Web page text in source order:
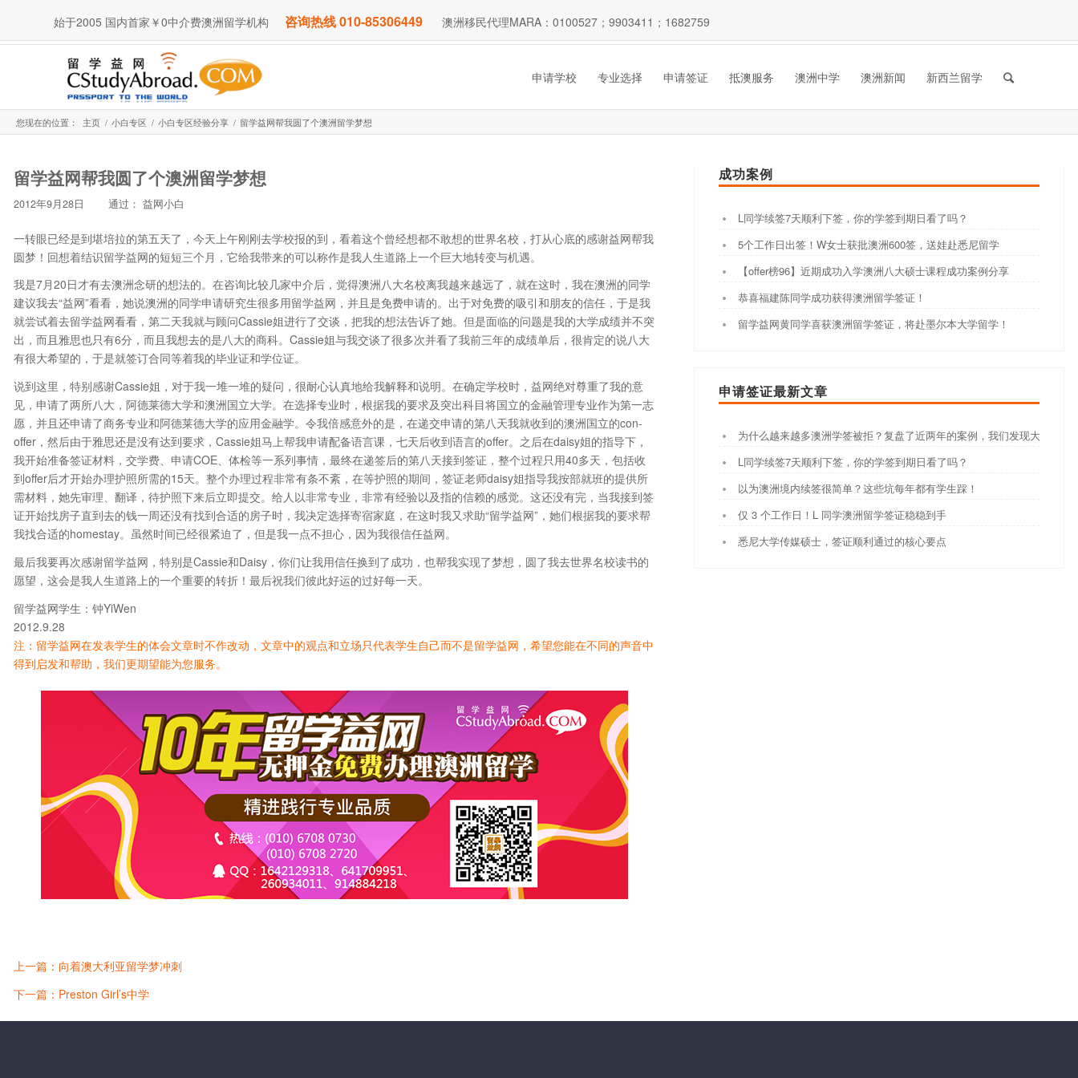
始于2005 国内首家￥0中介费澳洲留学机构 咨询热线 010-85306449 澳洲移民代理MARA：0100527；9903411；1682759
申请学校 专业选择 申请签证 抵澳服务 澳洲中学 澳洲新闻 新西兰留学
您现在的位置： 主页 / 小白专区 / 小白专区经验分享 / 留学益网帮我圆了个澳洲留学梦想
留学益网帮我圆了个澳洲留学梦想
2012年9月28日 通过： 益网小白
一转眼已经是到堪培拉的第五天了，今天上午刚刚去学校报的到，看着这个曾经想都不敢想的世界名校，打从心底的感谢益网帮我
圆梦！回想着结识留学益网的短短三个月，它给我带来的可以称作是我人生道路上一个巨大地转变与机遇。
我是7月20日才有去澳洲念研的想法的。在咨询比较几家中介后，觉得澳洲八大名校离我越来越远了，就在这时，我在澳洲的同学
建议我去“益网”看看，她说澳洲的同学申请研究生很多用留学益网，并且是免费申请的。出于对免费的吸引和朋友的信任，于是我
就尝试着去留学益网看看，第二天我就与顾问Cassie姐进行了交谈，把我的想法告诉了她。但是面临的问题是我的大学成绩并不突
出，而且雅思也只有6分，而且我想去的是八大的商科。Cassie姐与我交谈了很多次并看了我前三年的成绩单后，很肯定的说八大
有很大希望的，于是就签订合同等着我的毕业证和学位证。
说到这里，特别感谢Cassie姐，对于我一堆一堆的疑问，很耐心认真地给我解释和说明。在确定学校时，益网绝对尊重了我的意
见，申请了两所八大，阿德莱德大学和澳洲国立大学。在选择专业时，根据我的要求及突出科目将国立的金融管理专业作为第一志
愿，并且还申请了商务专业和阿德莱德大学的应用金融学。令我倍感意外的是，在递交申请的第八天我就收到的澳洲国立的con-
offer，然后由于雅思还是没有达到要求，Cassie姐马上帮我申请配备语言课，七天后收到语言的offer。之后在daisy姐的指导下，
我开始准备签证材料，交学费、申请COE、体检等一系列事情，最终在递签后的第八天接到签证，整个过程只用40多天，包括收
到offer后才开始办理护照所需的15天。整个办理过程非常有条不紊，在等护照的期间，签证老师daisy姐指导我按部就班的提供所
需材料，她先审理、翻译，待护照下来后立即提交。给人以非常专业，非常有经验以及指的信赖的感觉。这还没有完，当我接到签
证开始找房子直到去的钱一周还没有找到合适的房子时，我决定选择寄宿家庭，在这时我又求助“留学益网”，她们根据我的要求帮
我找合适的homestay。虽然时间已经很紧迫了，但是我一点不担心，因为我很信任益网。
最后我要再次感谢留学益网，特别是Cassie和Daisy，你们让我用信任换到了成功，也帮我实现了梦想，圆了我去世界名校读书的
愿望，这会是我人生道路上的一个重要的转折！最后祝我们彼此好运的过好每一天。
留学益网学生：钟YiWen
2012.9.28
注：留学益网在发表学生的体会文章时不作改动，文章中的观点和立场只代表学生自己而不是留学益网，希望您能在不同的声音中
得到启发和帮助，我们更期望能为您服务。
上一篇：向着澳大利亚留学梦冲刺
下一篇：Preston Girl’s中学
成功案例
L同学续签7天顺利下签，你的学签到期日看了吗？
5个工作日出签！W女士获批澳洲600签，送娃赴悉尼留学
【offer榜96】近期成功入学澳洲八大硕士课程成功案例分享
恭喜福建陈同学成功获得澳洲留学签证！
留学益网黄同学喜获澳洲留学签证，将赴墨尔本大学留学！
申请签证最新文章
为什么越来越多澳洲学签被拒？复盘了近两年的案例，我们发现大家都踩
L同学续签7天顺利下签，你的学签到期日看了吗？
以为澳洲境内续签很简单？这些坑每年都有学生踩！
仅 3 个工作日！L 同学澳洲留学签证稳稳到手
悉尼大学传媒硕士，签证顺利通过的核心要点